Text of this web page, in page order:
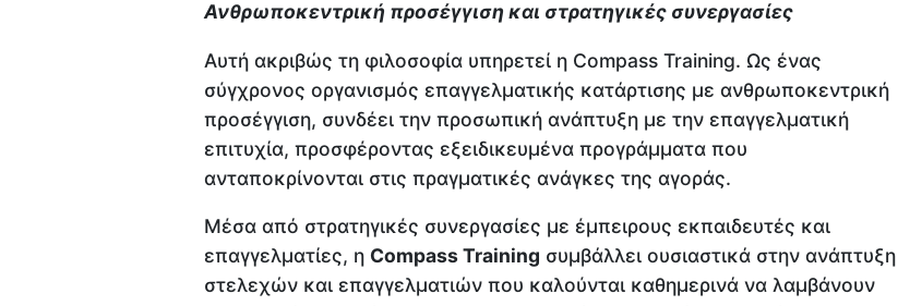
Ανθρωποκεντρική προσέγγιση και στρατηγικές συνεργασίες
Αυτή ακριβώς τη φιλοσοφία υπηρετεί η Compass Training. Ως ένας
σύγχρονος οργανισμός επαγγελματικής κατάρτισης με ανθρωποκεντρική
προσέγγιση, συνδέει την προσωπική ανάπτυξη με την επαγγελματική
επιτυχία, προσφέροντας εξειδικευμένα προγράμματα που
ανταποκρίνονται στις πραγματικές ανάγκες της αγοράς.
Μέσα από στρατηγικές συνεργασίες με έμπειρους εκπαιδευτές και
επαγγελματίες, η Compass Training συμβάλλει ουσιαστικά στην ανάπτυξη
στελεχών και επαγγελματιών που καλούνται καθημερινά να λαμβάνουν